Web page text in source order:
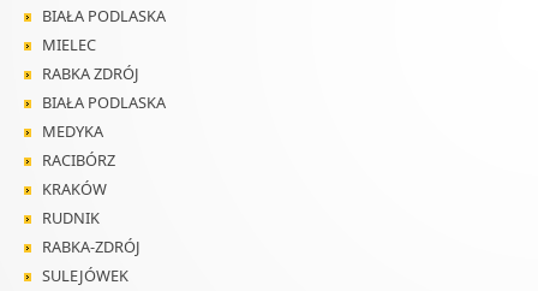
BIAŁA PODLASKA
MIELEC
RABKA ZDRÓJ
BIAŁA PODLASKA
MEDYKA
RACIBÓRZ
KRAKÓW
RUDNIK
RABKA-ZDRÓJ
SULEJÓWEK